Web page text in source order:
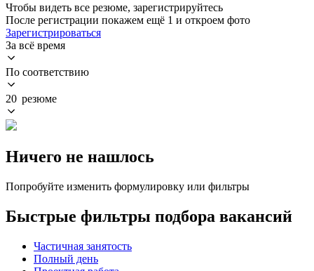
Чтобы видеть все резюме, зарегистрируйтесь
После регистрации покажем ещё 1 и откроем фото
Зарегистрироваться
За всё время
По соответствию
20 резюме
Ничего не нашлось
Попробуйте изменить формулировку или фильтры
Быстрые фильтры подбора вакансий
Частичная занятость
Полный день